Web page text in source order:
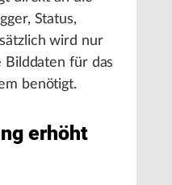
Status,
wird nur
Bilddaten für das
benötigt.
erhöht